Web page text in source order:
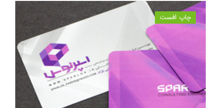
چاپ افست